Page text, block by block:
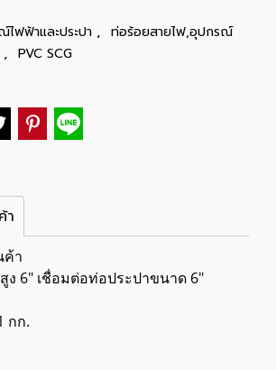
ฟฟ้าและประปา , ท่อร้อยสายไฟ,อุปกรณ์
, PVC SCG
า
า
ง 6" เชื่อมต่อท่อประปาขนาด 6"
กก.